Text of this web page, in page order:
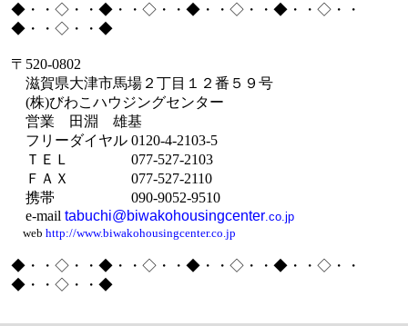
◆・・◇・・◆・・◇・・◆・・◇・・◆・・◇・・
◆・・◇・・◆
〒 520-0802
滋賀県大津市馬場２丁目１２番５９号
(株)びわこハウジングセンター
営業 田淵 雄基
フリーダイヤル0120-4-2103-5
ＴＥＬ 077-527-2103
ＦＡＸ 077-527-2110
携帯
090-9052-9510
e-mail tabuchi@biwakohousingcenter.co.jp
web http://www.biwakohousingcenter.co.jp
◆・・◇・・◆・・◇・・◆・・◇・・◆・・◇・・
◆・・◇・・◆